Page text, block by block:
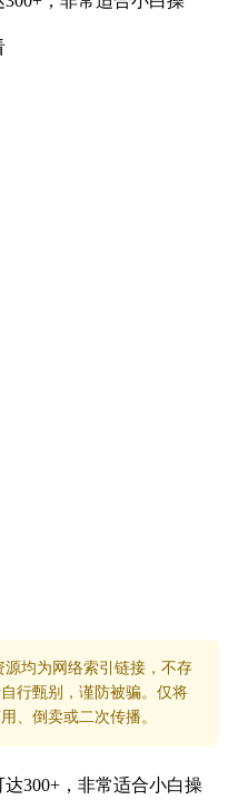
均为网络索引链接，不存
行甄别，谨防被骗。仅将
、倒卖或二次传播。